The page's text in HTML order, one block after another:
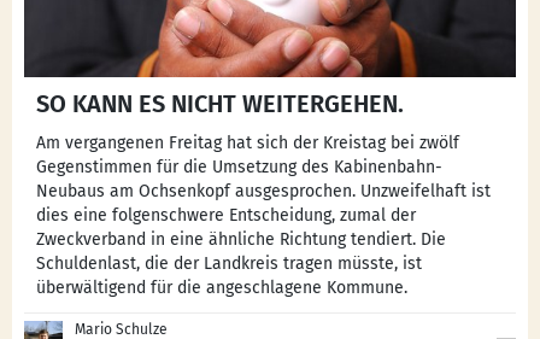
SO KANN ES NICHT WEITERGEHEN.
Am vergangenen Freitag hat sich der Kreistag bei zwölf
Gegenstimmen für die Umsetzung des Kabinenbahn-
Neubaus am Ochsenkopf ausgesprochen. Unzweifelhaft ist
dies eine folgenschwere Entscheidung, zumal der
Zweckverband in eine ähnliche Richtung tendiert. Die
Schuldenlast, die der Landkreis tragen müsste, ist
überwältigend für die angeschlagene Kommune.
Mario Schulze